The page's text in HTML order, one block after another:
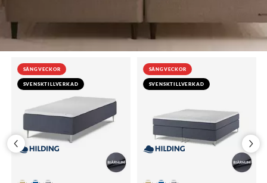
SÄNGVECKOR
SVENSKTILLVERKAD
SÄNGVECKOR
SVENSKTILLVERKAD